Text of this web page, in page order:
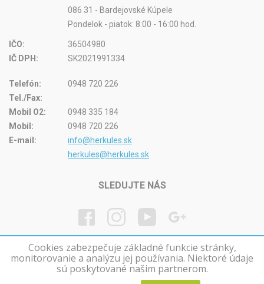
086 31 - Bardejovské Kúpele
Pondelok - piatok: 8:00 - 16:00 hod.
IČO:
36504980
IČ DPH:
SK2021991334
Telefón:
0948 720 226
Tel./Fax:
Mobil O2:
0948 335 184
Mobil:
0948 720 226
E-mail:
info@herkules.sk
herkules@herkules.sk
SLEDUJTE NÁS
© Herkules kúpele na Slovensku
Cookies zabezpečuje základné funkcie stránky,
monitorovanie a analýzu jej používania. Niektoré údaje
sú poskytované našim partnerom.